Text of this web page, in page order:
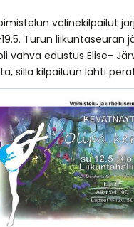
välinekilpailut
Turun liikuntaseuran
vahva edustus Elise-
sillä kilpailuun lähti